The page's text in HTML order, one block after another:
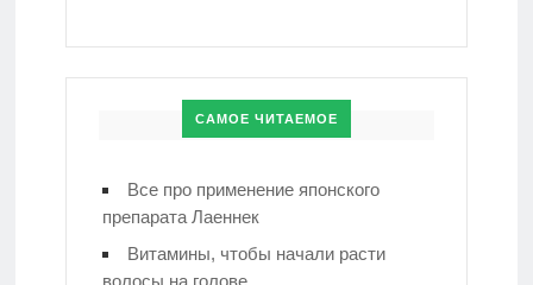
САМОЕ ЧИТАЕМОЕ
Все про применение японского
препарата Лаеннек
Витамины, чтобы начали расти